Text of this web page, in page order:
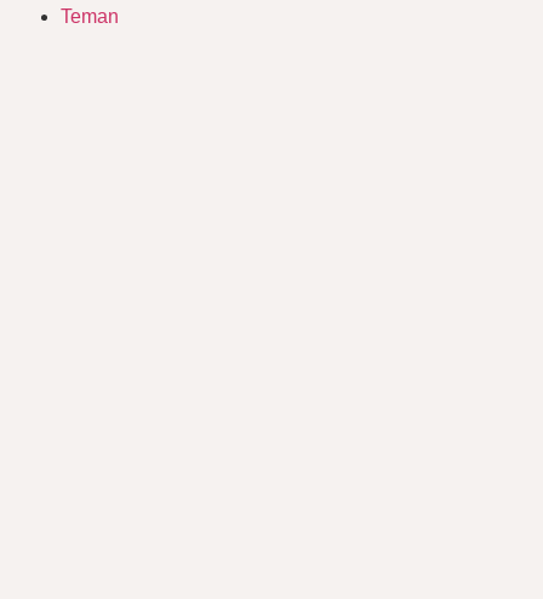
Teman